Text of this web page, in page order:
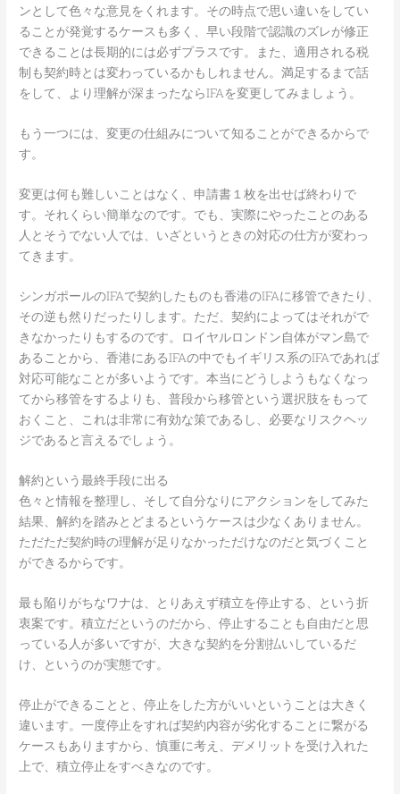
ンとして色々な意見をくれます。その時点で思い違いをしてい
ることが発覚するケースも多く、早い段階で認識のズレが修正
できることは長期的には必ずプラスです。また、適用される税
制も契約時とは変わっているかもしれません。満足するまで話
をして、より理解が深まったならIFAを変更してみましょう。
もう一つには、変更の仕組みについて知ることができるからで
す。
変更は何も難しいことはなく、申請書１枚を出せば終わりで
す。それくらい簡単なのです。でも、実際にやったことのある
人とそうでない人では、いざというときの対応の仕方が変わっ
てきます。
シンガポールのIFAで契約したものも香港のIFAに移管できたり、
その逆も然りだったりします。ただ、契約によってはそれがで
きなかったりもするのです。ロイヤルロンドン自体がマン島で
あることから、香港にあるIFAの中でもイギリス系のIFAであれば
対応可能なことが多いようです。本当にどうしようもなくなっ
てから移管をするよりも、普段から移管という選択肢をもって
おくこと、これは非常に有効な策であるし、必要なリスクヘッ
ジであると言えるでしょう。
解約という最終手段に出る
色々と情報を整理し、そして自分なりにアクションをしてみた
結果、解約を踏みとどまるというケースは少なくありません。
ただただ契約時の理解が足りなかっただけなのだと気づくこと
ができるからです。
最も陥りがちなワナは、とりあえず積立を停止する、という折
衷案です。積立だというのだから、停止することも自由だと思
っている人が多いですが、大きな契約を分割払いしているだ
け、というのが実態です。
停止ができることと、停止をした方がいいということは大きく
違います。一度停止をすれば契約内容が劣化することに繋がる
ケースもありますから、慎重に考え、デメリットを受け入れた
上で、積立停止をすべきなのです。